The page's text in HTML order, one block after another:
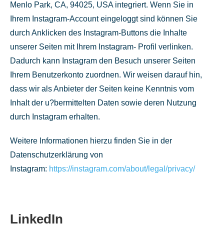
Menlo Park, CA, 94025, USA integriert. Wenn Sie in
Ihrem Instagram-Account eingeloggt sind können Sie
durch Anklicken des Instagram-Buttons die Inhalte
unserer Seiten mit Ihrem Instagram- Profil verlinken.
Dadurch kann Instagram den Besuch unserer Seiten
Ihrem Benutzerkonto zuordnen. Wir weisen darauf hin,
dass wir als Anbieter der Seiten keine Kenntnis vom
Inhalt der u?bermittelten Daten sowie deren Nutzung
durch Instagram erhalten.
Weitere Informationen hierzu finden Sie in der
Datenschutzerklärung von
Instagram: https://instagram.com/about/legal/privacy/
LinkedIn